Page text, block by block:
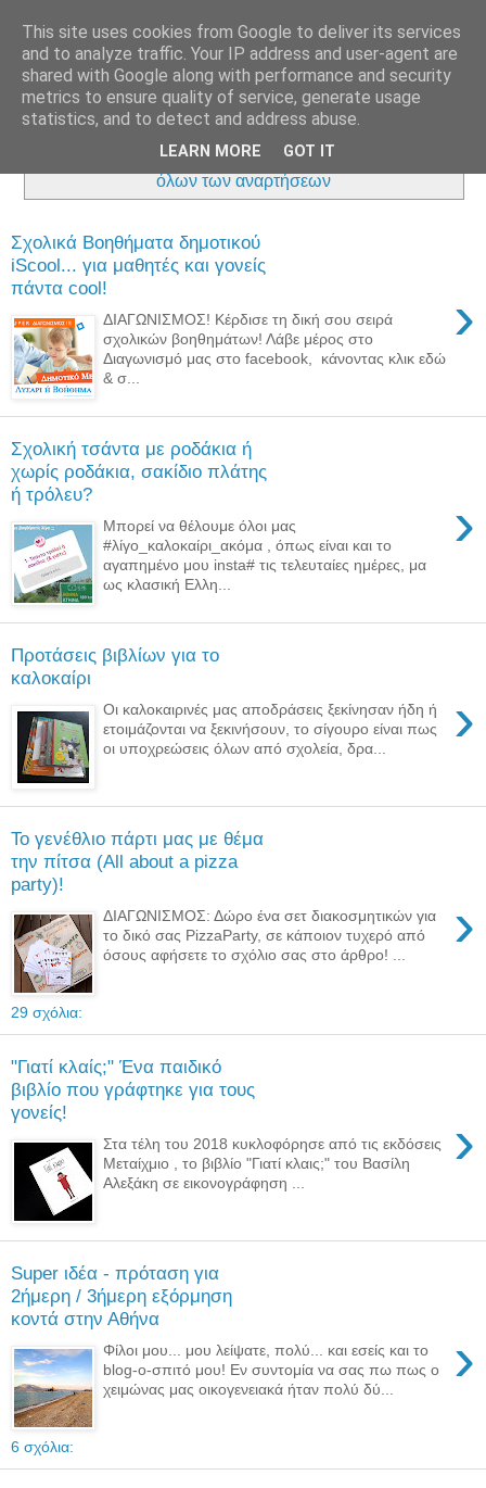
Εμφάνιση αναρτήσεων με ετικέταΑγορές
όλων των αναρτήσεων
Σχολικά Βοηθήματα δημοτικού
iScool... για μαθητές και γονείς
πάντα cool!
›
ΔΙΑΓΩΝΙΣΜΟΣ! Κέρδισε τη δική σου σειρά
σχολικών βοηθημάτων! Λάβε μέρος στο
Διαγωνισμό μας στο facebook, κάνοντας κλικ εδώ
& σ...
Σχολική τσάντα με ροδάκια ή
χωρίς ροδάκια, σακίδιο πλάτης
ή τρόλευ?
›
Μπορεί να θέλουμε όλοι μας
#λίγο_καλοκαίρι_ακόμα , όπως είναι και το
αγαπημένο μου insta# τις τελευταίες ημέρες, μα
ως κλασική Ελλη...
Προτάσεις βιβλίων για το
καλοκαίρι
›
Οι καλοκαιρινές μας αποδράσεις ξεκίνησαν ήδη ή
ετοιμάζονται να ξεκινήσουν, το σίγουρο είναι πως
οι υποχρεώσεις όλων από σχολεία, δρα...
Το γενέθλιο πάρτι μας με θέμα
την πίτσα (All about a pizza
party)!
›
ΔΙΑΓΩΝΙΣΜΟΣ: Δώρο ένα σετ διακοσμητικών για
το δικό σας PizzaParty, σε κάποιον τυχερό από
όσους αφήσετε το σχόλιο σας στο άρθρο! ...
29 σχόλια:
"Γιατί κλαίς;" Ένα παιδικό
βιβλίο που γράφτηκε για τους
γονείς!
›
Στα τέλη του 2018 κυκλοφόρησε από τις εκδόσεις
Μεταίχμιο , το βιβλίο "Γιατί κλαις;" του Βασίλη
Αλεξάκη σε εικονογράφηση ...
Super ιδέα - πρόταση για
2ήμερη / 3ήμερη εξόρμηση
κοντά στην Αθήνα
›
Φίλοι μου... μου λείψατε, πολύ... και εσείς και το
blog-o-σπιτό μου! Εν συντομία να σας πω πως ο
χειμώνας μας οικογενειακά ήταν πολύ δύ...
6 σχόλια:
This site uses cookies from Google to deliver its services
and to analyze traffic. Your IP address and user-agent are
shared with Google along with performance and security
metrics to ensure quality of service, generate usage
statistics, and to detect and address abuse.
LEARN MORE GOT IT